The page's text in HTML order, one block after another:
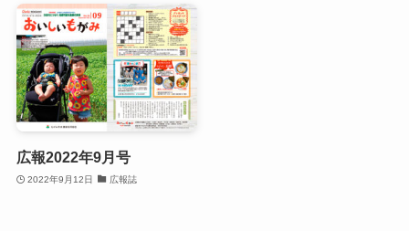
広報2022年9月号
2022年9月12日 広報誌